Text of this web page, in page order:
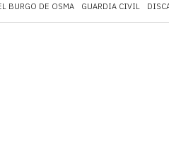
BURGO DE OSMA GUARDIA CIVIL